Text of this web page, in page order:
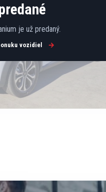
je už predaný.
vozidiel